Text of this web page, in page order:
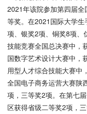
2021年该院参加第四届
等奖。在2021国际大学
项、银奖2项、铜奖8项、
技能竞赛全国总决赛中，
国数字艺术设计大赛中，
用型人才综合技能大赛中
全国电子商务运营大赛陕
项，三等奖2项。在第七
区获得省级二等奖2项，